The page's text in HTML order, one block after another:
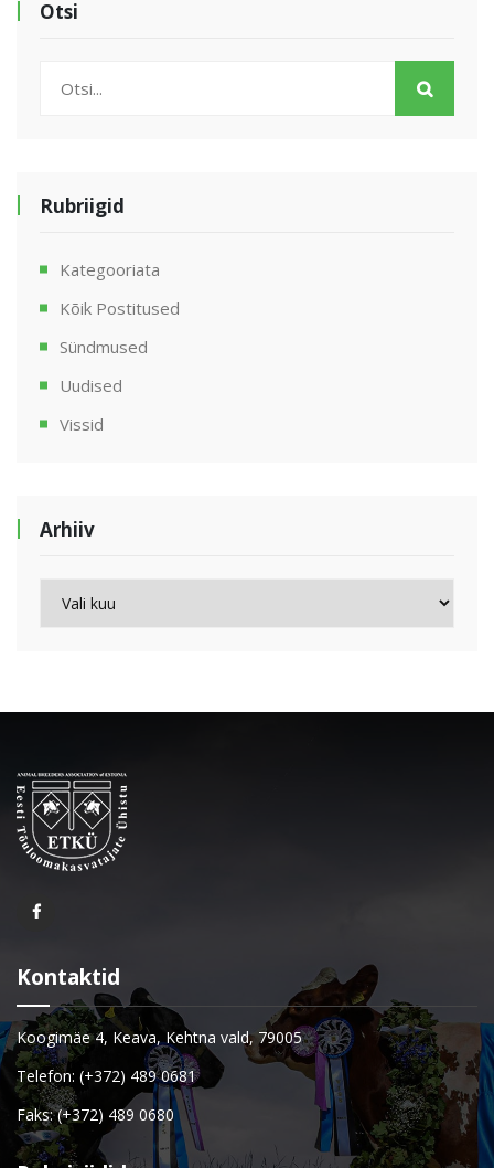
Otsi
Rubriigid
Kategooriata
Kõik Postitused
Sündmused
Uudised
Vissid
Arhiiv
Kontaktid
Koogimäe 4, Keava, Kehtna vald, 79005
Telefon: (+372) 489 0681
Faks: (+372) 489 0680